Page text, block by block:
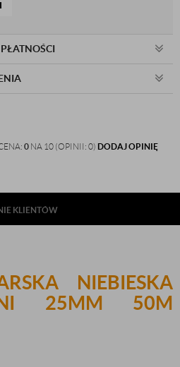
0 NA 10 (OPINII: 0) DODAJ OPINIĘ
KLIENTÓW
NIEBIESKA
25MM 50M